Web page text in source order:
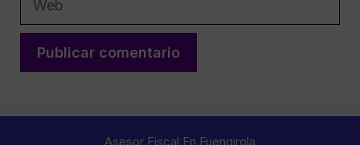
Asesor Fiscal En Fuengirola